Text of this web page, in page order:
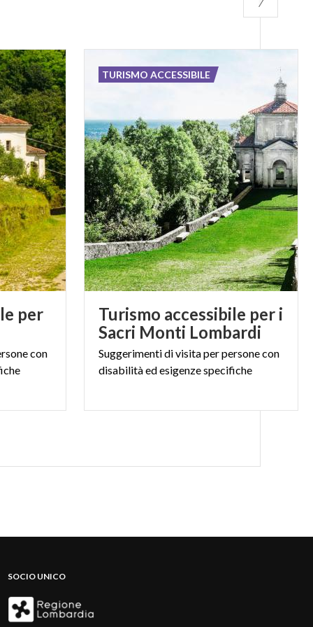
per
con
Turismo accessibile per i
Sacri Monti Lombardi
Suggerimentidivisitaperpersonecon
disabilitàedesigenzespecifiche
TURISMO ACCESSIBILE
SOCIO UNICO